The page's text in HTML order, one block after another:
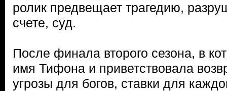
ролик предвещает трагедию,
счете, суд.
После финала второго сезона, в
имя Тифона и приветствовала
угрозы для богов, ставки для